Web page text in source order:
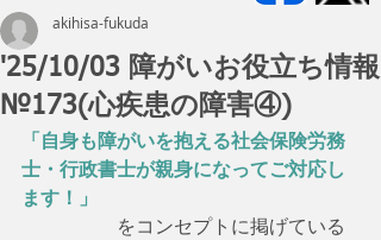
'25/10/03 障がいお役立ち情報
№173(心疾患の障害④)
akihisa-fukuda
「自身も障がいを抱える社会保険労務
士・行政書士が親身になってご対応し
ます！」
をコンセプトに掲げている